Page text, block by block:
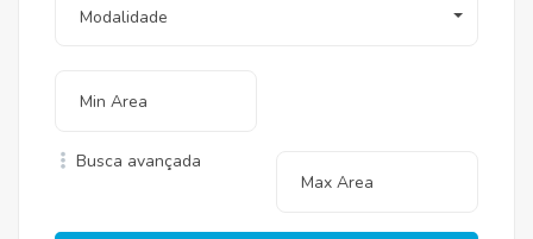
Modalidade
Busca avançada